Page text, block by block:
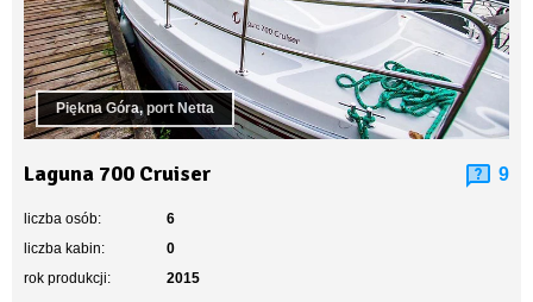
Piękna Góra, port Netta
Laguna 700 Cruiser 9
liczba osób:
6
liczba kabin:
0
rok produkcji:
2015